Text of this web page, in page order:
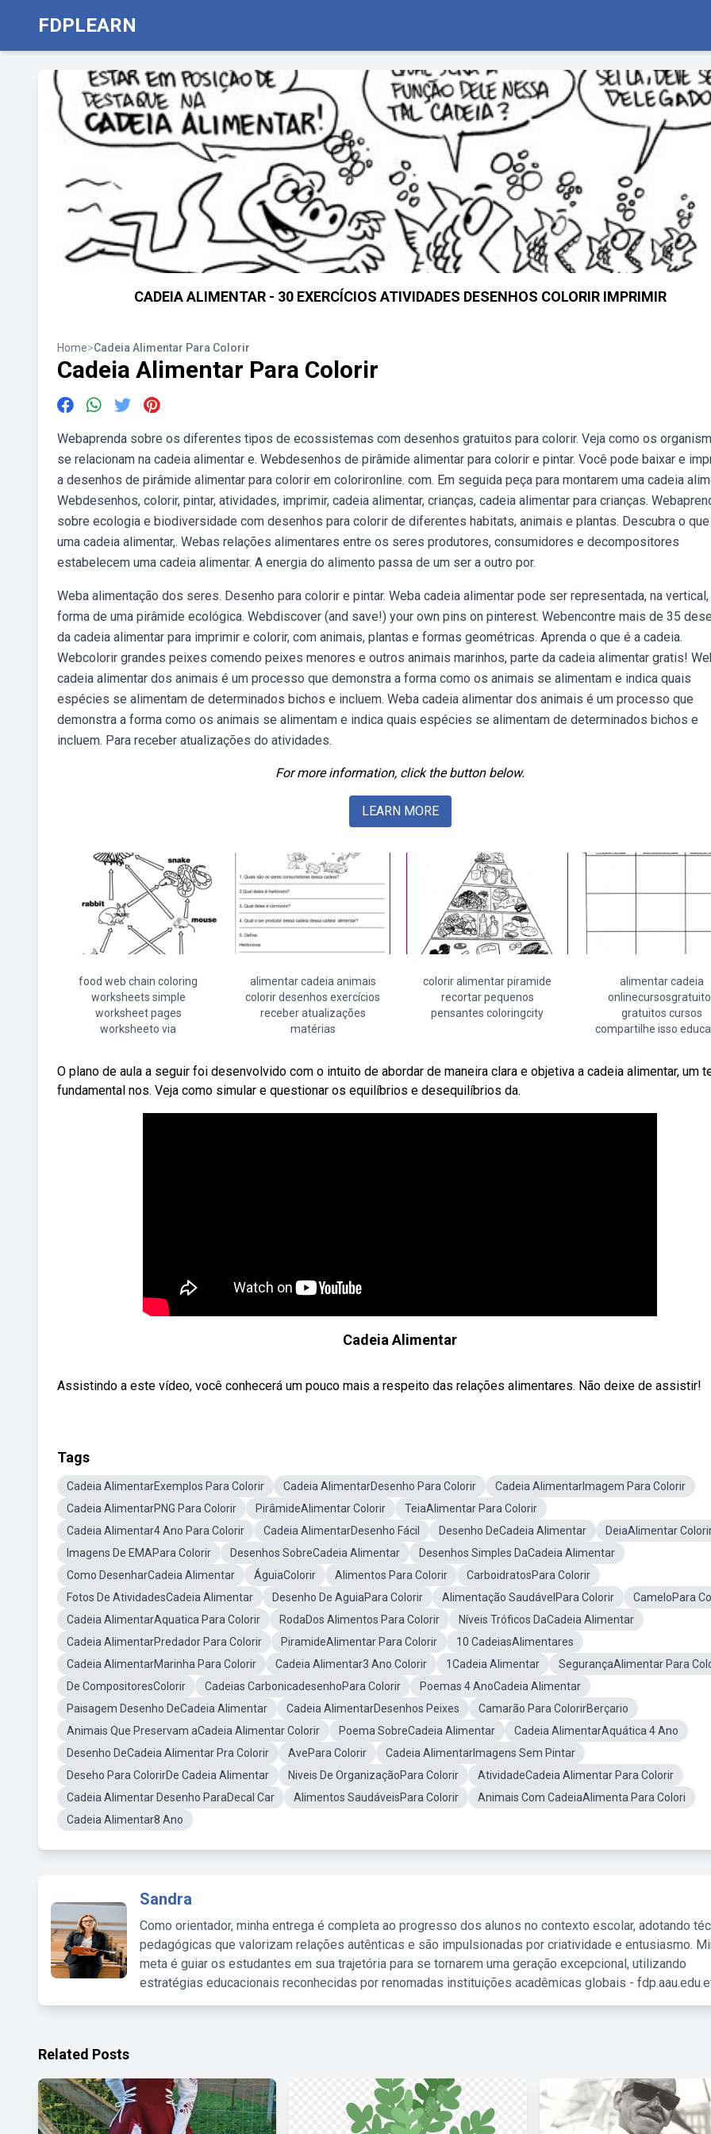
FDPLEARN
CADEIA ALIMENTAR - 30 EXERCÍCIOS ATIVIDADES DESENHOS COLORIR IMPRIMIR
Home>Cadeia Alimentar Para Colorir
Cadeia Alimentar Para Colorir
Webaprenda sobre os diferentes tipos de ecossistemas com desenhos gratuitos para colorir. Veja como os
se relacionam na cadeia alimentar e. Webdesenhos de pirâmide alimentar para colorir e pintar. Você pode baixar e
a desenhos de pirâmide alimentar para colorir em colorironline. com. Em seguida peça para montarem uma cadeia
Webdesenhos, colorir, pintar, atividades, imprimir, cadeia alimentar, crianças, cadeia alimentar para crianças.
sobre ecologia e biodiversidade com desenhos para colorir de diferentes habitats, animais e plantas. Descubra o
uma cadeia alimentar,. Webas relações alimentares entre os seres produtores, consumidores e decompositores
estabelecem uma cadeia alimentar. A energia do alimento passa de um ser a outro por.
Weba alimentação dos seres. Desenho para colorir e pintar. Weba cadeia alimentar pode ser representada, na vertical,
forma de uma pirâmide ecológica. Webdiscover (and save!) your own pins on pinterest. Webencontre mais de 35
da cadeia alimentar para imprimir e colorir, com animais, plantas e formas geométricas. Aprenda o que é a cadeia.
Webcolorir grandes peixes comendo peixes menores e outros animais marinhos, parte da cadeia alimentar gratis!
cadeia alimentar dos animais é um processo que demonstra a forma como os animais se alimentam e indica quais
espécies se alimentam de determinados bichos e incluem. Weba cadeia alimentar dos animais é um processo que
demonstra a forma como os animais se alimentam e indica quais espécies se alimentam de determinados bichos e
incluem. Para receber atualizações do atividades.
For more information, click the button below.
LEARN MORE
food web chain coloring
worksheets simple
worksheet pages
worksheeto via
alimentar cadeia animais
colorir desenhos exercícios
receber atualizações
matérias
colorir alimentar piramide
recortar pequenos
pensantes coloringcity
alimentar cadeia
gratuitos cursos
compartilhe isso
O plano de aula a seguir foi desenvolvido com o intuito de abordar de maneira clara e objetiva a cadeia alimentar, um
fundamental nos. Veja como simular e questionar os equilíbrios e desequilíbrios da.
Cadeia Alimentar
Assistindo a este vídeo, você conhecerá um pouco mais a respeito das relações alimentares. Não deixe de assistir!
Tags
Cadeia AlimentarExemplos Para Colorir Cadeia AlimentarDesenho Para Colorir
Cadeia AlimentarImagem Para Colorir
Cadeia AlimentarPNG Para Colorir
PirâmideAlimentar Colorir
TeiaAlimentar Para Colorir
Cadeia Alimentar4 Ano Para Colorir
Cadeia AlimentarDesenho Fácil Desenho DeCadeia Alimentar
DeiaAlimentar
Imagens De EMAPara Colorir
Desenhos SobreCadeia Alimentar
Desenhos Simples DaCadeia Alimentar
Como DesenharCadeia Alimentar
ÁguiaColorir Alimentos Para Colorir
CarboidratosPara Colorir
Fotos De AtividadesCadeia Alimentar
Desenho De AguiaPara Colorir Alimentação SaudávelPara Colorir
CameloPara
Cadeia AlimentarAquatica Para Colorir
RodaDos Alimentos Para Colorir
Níveis Tróficos DaCadeia Alimentar
Cadeia AlimentarPredador Para Colorir
PiramideAlimentar Para Colorir
10 CadeiasAlimentares
Cadeia AlimentarMarinha Para Colorir
Cadeia Alimentar3 Ano Colorir 1Cadeia Alimentar
SegurançaAlimentar Para
De CompositoresColorir
Cadeias CarbonicadesenhoPara Colorir
Poemas 4 AnoCadeia Alimentar
Paisagem Desenho DeCadeia Alimentar
Cadeia AlimentarDesenhos Peixes
Camarão Para ColorirBerçario
Animais Que Preservam aCadeia Alimentar Colorir
Poema SobreCadeia Alimentar
Cadeia AlimentarAquática 4 Ano
Desenho DeCadeia Alimentar Pra Colorir
AvePara Colorir
Cadeia AlimentarImagens Sem Pintar
Deseho Para ColorirDe Cadeia Alimentar
Niveis De OrganizaçãoPara Colorir
AtividadeCadeia Alimentar Para Colorir
Cadeia Alimentar Desenho ParaDecal Car
Alimentos SaudáveisPara Colorir
Animais Com CadeiaAlimenta Para Colori
Cadeia Alimentar8 Ano
Sandra
Como orientador, minha entrega é completa ao progresso dos alunos no contexto escolar, adotando
pedagógicas que valorizam relações autênticas e são impulsionadas por criatividade e entusiasmo.
meta é guiar os estudantes em sua trajetória para se tornarem uma geração excepcional, utilizando
estratégias educacionais reconhecidas por renomadas instituições acadêmicas globais -
Related Posts